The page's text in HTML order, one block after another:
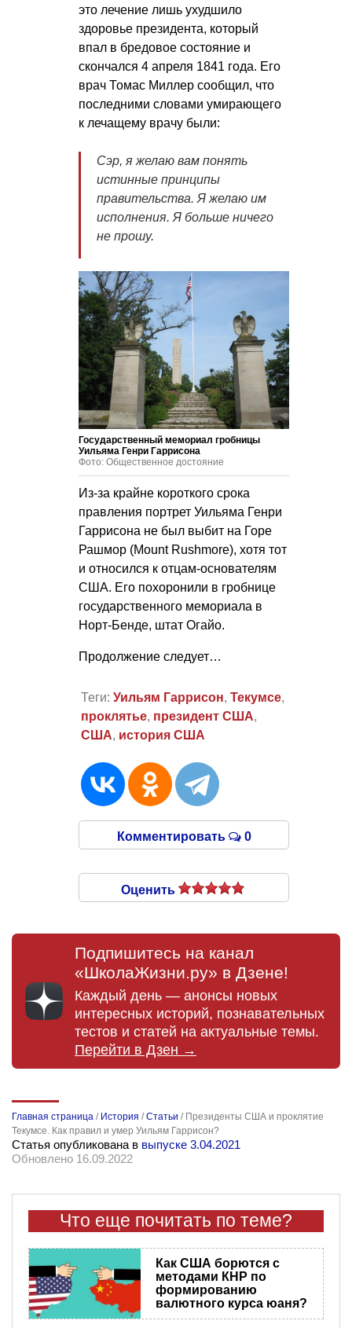
это лечение лишь ухудшило
здоровье президента, который
впал в бредовое состояние и
скончался 4 апреля 1841 года. Его
врач Томас Миллер сообщил, что
последними словами умирающего
к лечащему врачу были:
Сэр, я желаю вам понять
истинные принципы
правительства. Я желаю им
исполнения. Я больше ничего
не прошу.
Государственный мемориал гробницы
Уильяма Генри Гаррисона
Фото: Общественное достояние
Из-за крайне короткого срока
правления портрет Уильяма Генри
Гаррисона не был выбит на Горе
Рашмор (Mount Rushmore), хотя тот
и относился к отцам-основателям
США. Его похоронили в гробнице
государственного мемориала в
Норт-Бенде, штат Огайо.
Продолжение следует…
Теги: Уильям Гаррисон, Текумсе,
проклятье, президент США,
США, история США
Комментировать 0
Оценить
Подпишитесь на канал
«ШколаЖизни.ру» в Дзене!
Каждый день — анонсы новых
интересных историй, познавательных
тестов и статей на актуальные темы.
Перейти в Дзен →
Главная страница / История /Статьи / Президенты США и проклятие
Текумсе. Как правил и умер Уильям Гаррисон?
Статья опубликована в выпуске 3.04.2021
Обновлено 16.09.2022
Что еще почитать по теме?
Как США борются с
методами КНР по
формированию
валютного курса юаня?